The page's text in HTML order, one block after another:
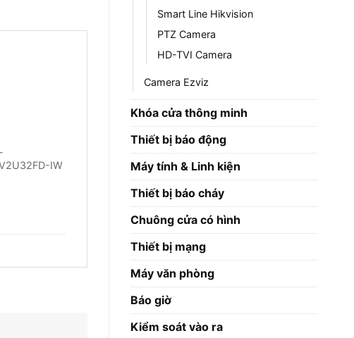
Smart Line Hikvision
PTZ Camera
HD-TVI Camera
Camera Ezviz
Khóa cửa thông minh
Thiết bị báo động
Máy tính & Linh kiện
Thiết bị báo cháy
Chuông cửa có hình
Thiết bị mạng
Máy văn phòng
Báo giờ
Kiểm soát vào ra
IW